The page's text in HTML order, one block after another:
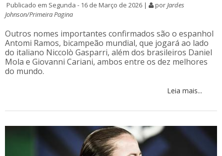
Publicado em Segunda - 16 de Março de 2026 | porJardes
Johnson/Primeira Pagina
Outros nomes importantes confirmados são o espanhol
Antomi Ramos, bicampeão mundial, que jogará ao lado
do italiano Niccolò Gasparri, além dos brasileiros Daniel
Mola e Giovanni Cariani, ambos entre os dez melhores
do mundo.
Leia mais...